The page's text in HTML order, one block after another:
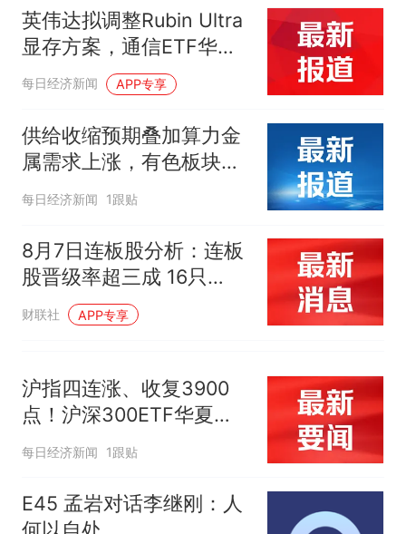
因老师一句“跟我回家”改写了
人生
英伟达拟调整Rubin Ultra
显存方案，通信ETF华夏
（515050）盘中大涨逾
4%领涨同类通信ETF，生
益科技涨停
每日经济新闻 APP专享
供给收缩预期叠加算力金
属需求上涨，有色板块全
面走强，有色金属ETF华
10%
每日经济新闻 1跟贴
8月7日连板股分析：连板
股晋级率超三成 16只
20CM个股涨停
财联社 APP专享
沪指四连涨、收复3900
点！沪深300ETF华夏
（510330）周涨2.16%，
机构：8月是下半年最好
的配置窗口
每日经济新闻 1跟贴
E45 孟岩对话李继刚：人